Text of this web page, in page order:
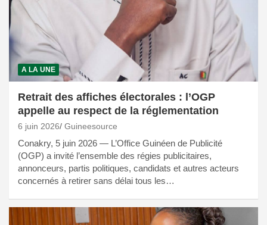
A LA UNE
Retrait des affiches électorales : l’OGP
appelle au respect de la réglementation
6 juin 2026 Guineesource
Conakry, 5 juin 2026 — L’Office Guinéen de Publicité
(OGP) a invité l’ensemble des régies publicitaires,
annonceurs, partis politiques, candidats et autres acteurs
concernés à retirer sans délai tous les…